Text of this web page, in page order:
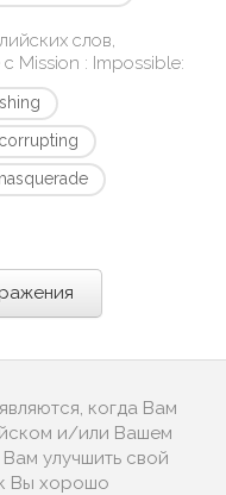
слов,
Mission : Impossible:
corrupting
когда Вам
и/или Вашем
улучшить свой
Вы хорошо